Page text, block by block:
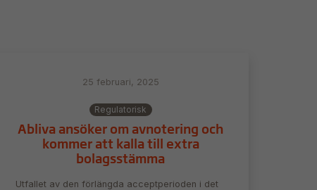
25 februari, 2025
Regulatorisk
Abliva ansöker om avnotering och
kommer att kalla till extra
bolagsstämma
Utfallet av den förlängda acceptperioden i det